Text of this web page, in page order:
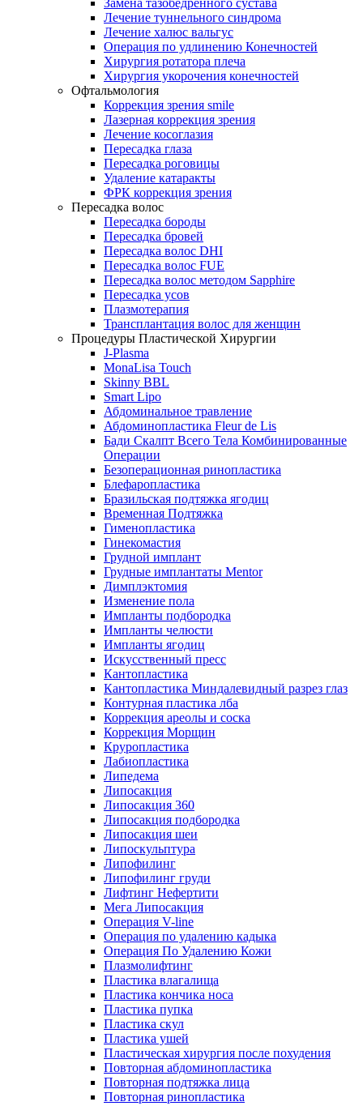
Лечение туннельного синдрома
Лечение халюс вальгус
Операция по удлинению Конечностей
Хирургия ротатора плеча
Хирургия укорочения конечностей
Офтальмология
Коррекция зрения smile
Лазерная коррекция зрения
Лечение косоглазия
Пересадка глаза
Пересадка роговицы
Удаление катаракты
ФРК коррекция зрения
Пересадка волос
Пересадка бороды
Пересадка бровей
Пересадка волос DHI
Пересадка волос FUE
Пересадка волос методом Sapphire
Пересадка усов
Плазмотерапия
Трансплантация волос для женщин
Процедуры Пластической Хирургии
J-Plasma
MonaLisa Touch
Skinny BBL
Smart Lipo
Абдоминальное травление
Абдоминопластика Fleur de Lis
Бади Скалпт Всего Тела Комбинированные
Операции
Безоперационная ринопластика
Блефаропластика
Бразильская подтяжка ягодиц
Временная Подтяжка
Гименопластика
Гинекомастия
Грудной имплант
Грудные имплантаты Mentor
Димплэктомия
Изменение пола
Импланты подбородка
Импланты челюсти
Импланты ягодиц
Искусственный пресс
Кантопластика
Кантопластика Миндалевидный разрез глаз
Контурная пластика лба
Коррекция ареолы и соска
Коррекция Морщин
Круропластика
Лабиопластика
Липедема
Липосакция
Липосакция 360
Липосакция подбородка
Липосакция шеи
Липоскульптура
Липофилинг
Липофилинг груди
Лифтинг Нефертити
Мега Липосакция
Операция V-line
Операция по удалению кадыка
Операция По Удалению Кожи
Плазмолифтинг
Пластика влагалища
Пластика кончика носа
Пластика пупка
Пластика скул
Пластика ушей
Пластическая хирургия после похудения
Повторная абдоминопластика
Повторная подтяжка лица
Повторная ринопластика